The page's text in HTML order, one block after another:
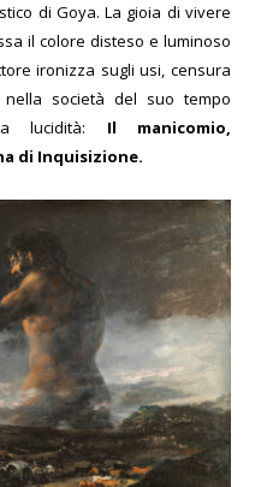
di Goya. La gioia di vivere
il colore disteso e luminoso
ironizza sugli usi, censura
società del suo tempo
lucidità: Il manicomio,
di Inquisizione.